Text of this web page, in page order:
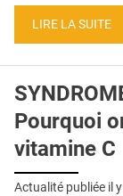
CONTACT
LIRE LA SUITE
Pourquoi
vitamine C
Actualité publiée il